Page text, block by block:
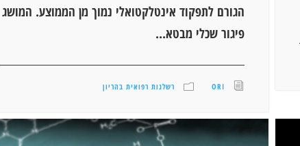
הגורם לתפקוד אינטלקטואלי נמוך מן הממוצע. המושג
פיגור שכלי מבטא...
ORI רשלנות רפואית בהריון